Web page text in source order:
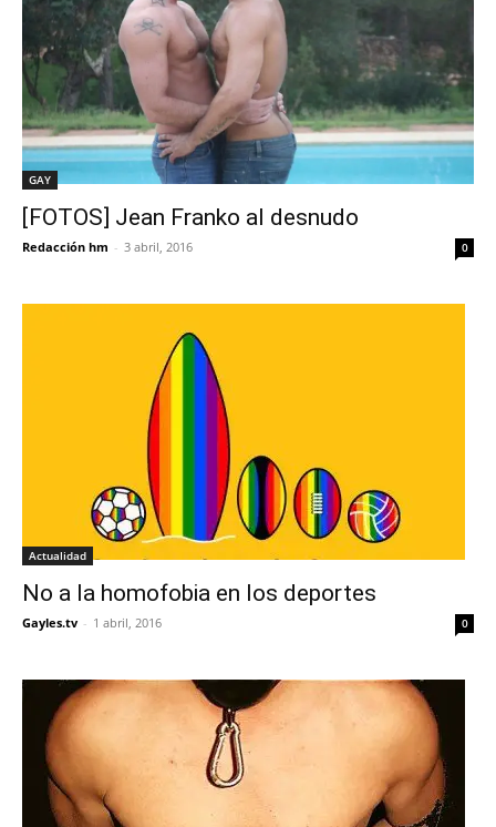
GAY
[FOTOS] Jean Franko al desnudo
Redacción hm - 3 abril, 2016 0
Actualidad
No a la homofobia en los deportes
Gayles.tv - 1 abril, 2016 0